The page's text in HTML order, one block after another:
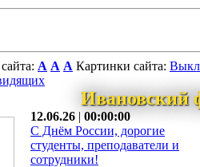
A A A Картинки сайта: Выкл
Ивановский
12.06.26 | 00:00:00
С Днём России, дорогие
студенты, преподаватели и
сотрудники!